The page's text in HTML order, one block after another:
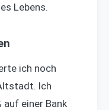
Lebens.
ich noch
Ich
auf einer Bank